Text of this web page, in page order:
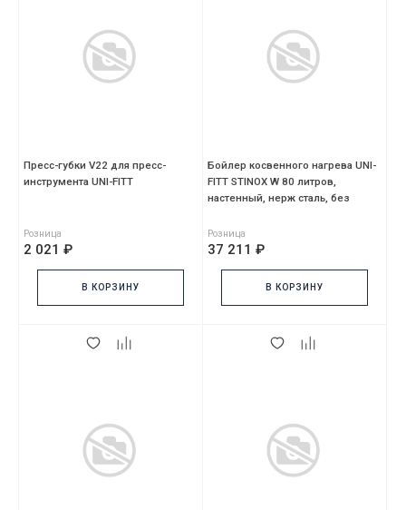
Пресс-губки V22 для пресс-
инструмента UNI-FITT
Розница
2 021 ₽
В КОРЗИНУ
Бойлер косвенного нагрева UNI-
FITT STINOX W 80 литров,
настенный, нерж сталь, без
Розница
37 211 ₽
В КОРЗИНУ